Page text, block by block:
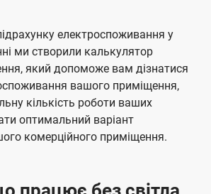
електроспоживання у
ми створили калькулятор
який допоможе вам дізнатися
вашого приміщення,
кількість роботи ваших
оптимальний варіант
комерційного приміщення.